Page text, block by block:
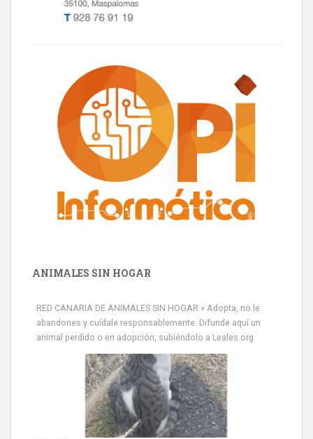
ANIMALES SIN HOGAR
RED CANARIA DE ANIMALES SIN HOGAR » Adopta, no le
abandones y cuídale responsablemente. Difunde aquí un
animal perdido o en adopción, subiéndolo a Leales.org